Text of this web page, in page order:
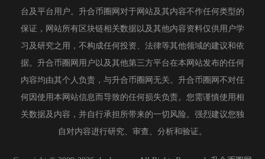
台及平台用户。升合币圈网对于网站及其内容不作任何类型的
保证，网站所有区块链相关数据以及其他内容资料仅供用户学
习及研究之用，不构成任何投资、法律等其他领域的建议和依
据。升合币圈网用户以及其他第三方平台在本网站发布的任何
内容均由其个人负责，与升合币圈网无关。升合币圈网不对任
何因使用本网站信息而导致的任何损失负责。您需谨慎使用相
关数据及内容，并自行承担所带来的一切风险。强烈建议您独
自对内容进行研究、审查、分析和验证。